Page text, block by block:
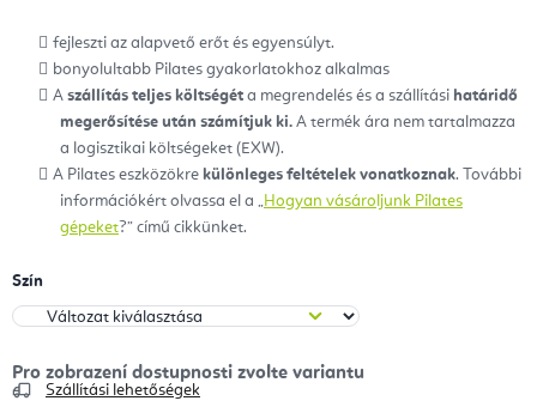
fejleszti az alapvető erőt és egyensúlyt.
bonyolultabb Pilates gyakorlatokhoz alkalmas
A szállítás teljes költségét a megrendelés és a szállítási határidő
megerősítése után számítjuk ki. A termék ára nem tartalmazza
a logisztikai költségeket (EXW).
A Pilates eszközökre különleges feltételek vonatkoznak. További
információkért olvassa el a „Hogyan vásároljunk Pilates
gépeket?” című cikkünket.
Szín
Szállítási lehetőségek